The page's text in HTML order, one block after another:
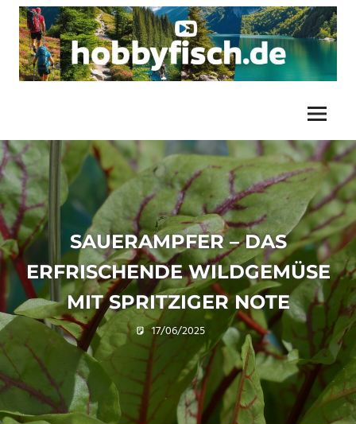
Zum
Inhalt
springen
HOBBYFISCH.DE
Unsere
Touren
Menü
SAUERAMPFER – DAS
ERFRISCHENDE WILDGEMÜSE
MIT SPRITZIGER NOTE
17/06/2025 U. F.
Botanik